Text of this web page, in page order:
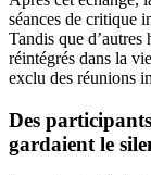
séances de critique
Tandis que d’autres
réintégrés dans la
exclu des réunions
Des
gardaient le